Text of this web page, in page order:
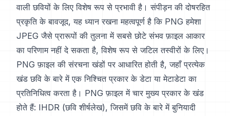
वाली छवियों के लिए विशेष रूप से प्रभावी है। संपीड़न की दोषरहित
प्रकृति के बावजूद, यह ध्यान रखना महत्वपूर्ण है कि PNG हमेशा
JPEG जैसे प्रारूपों की तुलना में सबसे छोटे संभव फ़ाइल आकार
का परिणाम नहीं दे सकता है, विशेष रूप से जटिल तस्वीरों के लिए।
PNG फ़ाइल की संरचना खंडों पर आधारित होती है, जहाँ प्रत्येक
खंड छवि के बारे में एक निश्चित प्रकार के डेटा या मेटाडेटा का
प्रतिनिधित्व करता है। PNG फ़ाइल में चार मुख्य प्रकार के खंड
होते हैं: IHDR (छवि शीर्षलेख), जिसमें छवि के बारे में बुनियादी